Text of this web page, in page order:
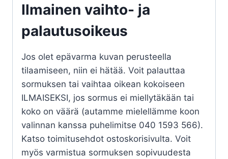
Ilmainen vaihto- ja
palautusoikeus
Jos olet epävarma kuvan perusteella
tilaamiseen, niin ei hätää. Voit palauttaa
sormuksen tai vaihtaa oikean kokoiseen
ILMAISEKSI, jos sormus ei miellytäkään tai
koko on väärä (autamme mielellämme koon
valinnan kanssa puhelimitse 040 1593 566).
Katso toimitusehdot ostoskorisivulta. Voit
myös varmistua sormuksen sopivuudesta